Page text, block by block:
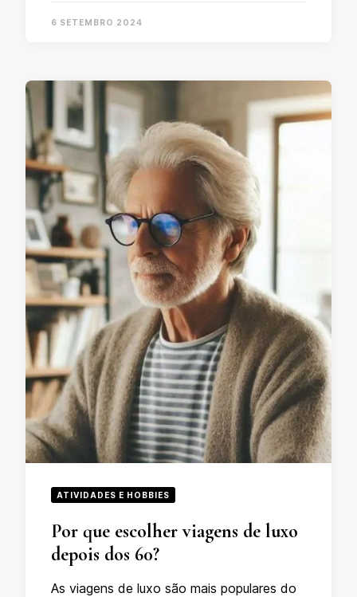
6 SETEMBRO 2024
ATIVIDADES E HOBBIES
Por que escolher viagens de luxo
depois dos 60?
As viagens de luxo são mais populares do